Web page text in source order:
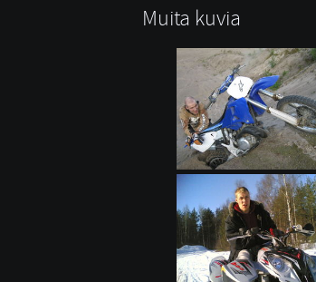
Muita kuvia